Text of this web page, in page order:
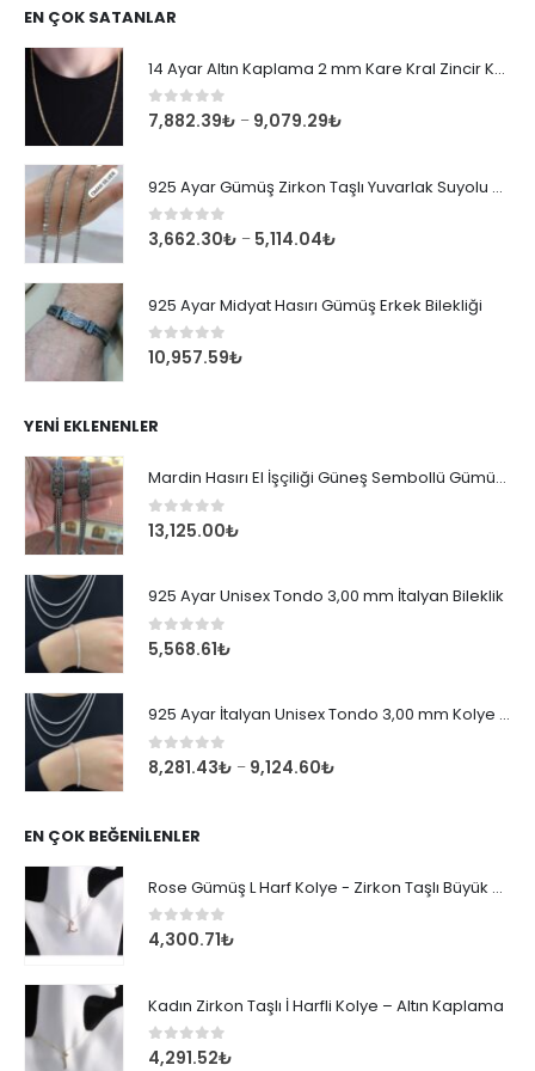
EN ÇOK SATANLAR
14 Ayar Altın Kaplama 2 mm Kare Kral Zincir Kolye
0 out of 5
7,882.39₺ – 9,079.29₺
925 Ayar Gümüş Zirkon Taşlı Yuvarlak Suyolu Bileklik
0 out of 5
3,662.30₺ – 5,114.04₺
925 Ayar Midyat Hasırı Gümüş Erkek Bilekliği
0out of 5
10,957.59₺
YENI EKLENENLER
Mardin Hasırı El İşçiliği Güneş Sembollü Gümüş Erkek Bileklik
0out of 5
13,125.00₺
925 Ayar Unisex Tondo 3,00 mm İtalyan Bileklik
0 out of 5
5,568.61₺
925 Ayar İtalyan Unisex Tondo 3,00 mm Kolye Zincir
0 out of 5
8,281.43₺ – 9,124.60₺
EN ÇOK BEĞENILENLER
Rose Gümüş L Harf Kolye - Zirkon Taşlı Büyük Boy Kadın Kolyesi
0 out of 5
4,300.71₺
Kadın Zirkon Taşlı İ Harfli Kolye – Altın Kaplama
0 out of 5
4,291.52₺